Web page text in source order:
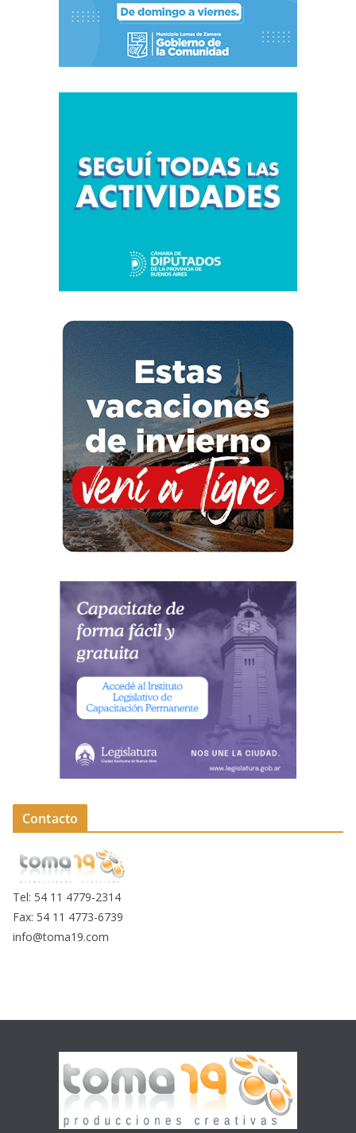
Contacto
Tel: 54 11 4779-2314
Fax: 54 11 4773-6739
info@toma19.com